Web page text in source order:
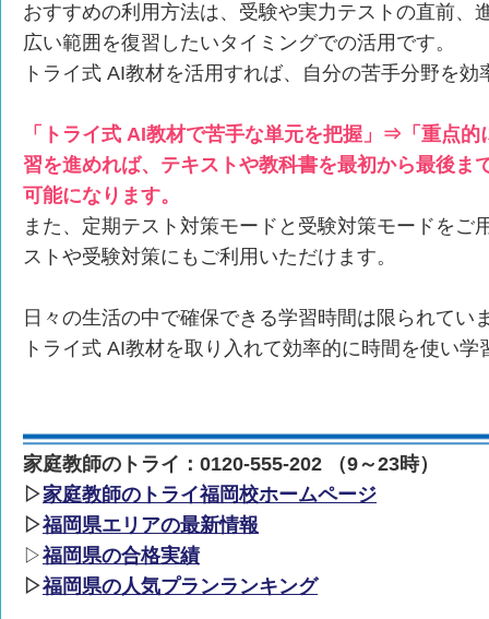
おすすめの利用方法は、受験や実力テストの直前、
広い範囲を復習したいタイミングでの活用です。
トライ式 AI教材を活用すれば、自分の苦手分野を
「トライ式 AI教材で苦手な単元を把握」⇒「重点
習を進めれば、テキストや教科書を最初から最後ま
可能になります。
また、定期テスト対策モードと受験対策モードをご
ストや受験対策にもご利用いただけます。
日々の生活の中で確保できる学習時間は限られてい
トライ式 AI教材を取り入れて効率的に時間を使い
家庭教師のトライ：0120-555-202 （9～23時）
▷家庭教師のトライ福岡校ホームページ
▷福岡県エリアの最新情報
▷福岡県の合格実績
▷福岡県の人気プランランキング